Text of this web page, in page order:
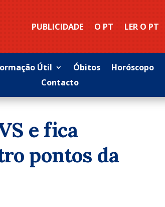
PUBLICIDADE O PT LER O PT
Útil Óbitos Horóscopo
Contacto
e fica
pontos da